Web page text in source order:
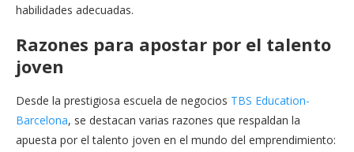
habilidades adecuadas.
Razones para apostar por el talento
joven
Desde la prestigiosa escuela de negocios TBS Education-
Barcelona, se destacan varias razones que respaldan la
apuesta por el talento joven en el mundo del emprendimiento: